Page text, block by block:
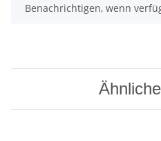
Benachrichtigen, wenn